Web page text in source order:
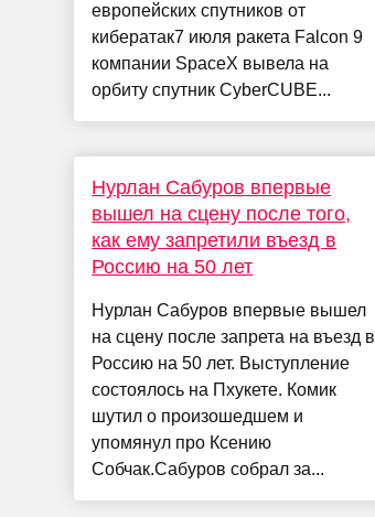
европейских спутников от
кибератак7 июля ракета Falcon 9
компании SpaceX вывела на
орбиту спутник CyberCUBE...
Нурлан Сабуров впервые
вышел на сцену после того,
как ему запретили въезд в
Россию на 50 лет
Нурлан Сабуров впервые вышел
на сцену после запрета на въезд в
Россию на 50 лет. Выступление
состоялось на Пхукете. Комик
шутил о произошедшем и
упомянул про Ксению
Собчак.Сабуров собрал за...